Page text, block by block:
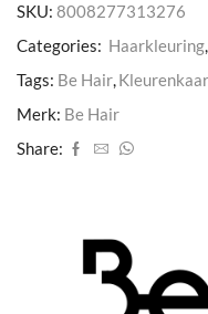
SKU: 8008277313276
Categories: Haarkleuring,
Tags: Be Hair,
Merk: Be Hair
Share: